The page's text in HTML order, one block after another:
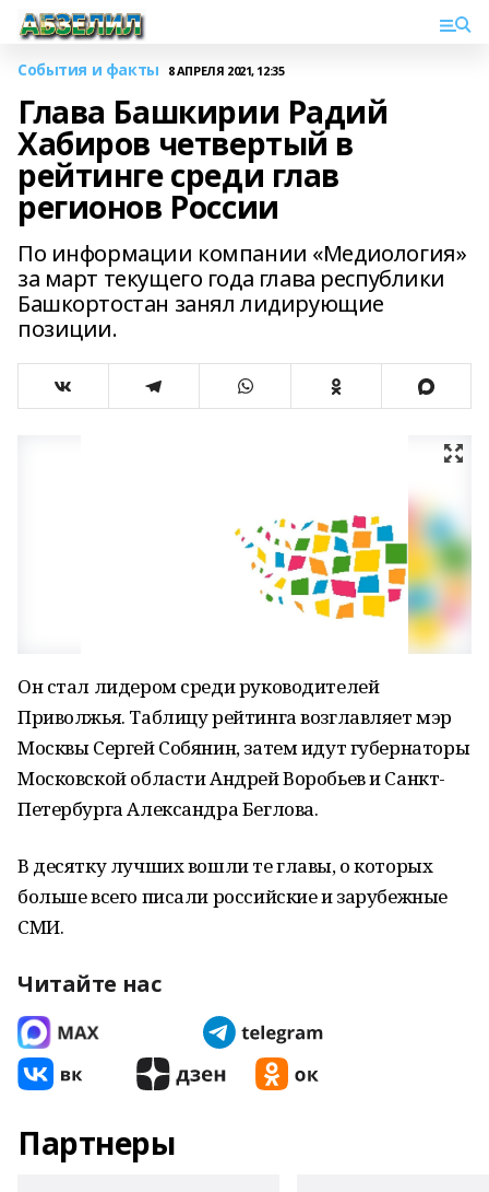
События и факты 8 АПРЕЛЯ 2021, 12:35
Глава Башкирии Радий
Хабиров четвертый в
рейтинге среди глав
регионов России
По информации компании «Медиология»
за март текущего года глава республики
Башкортостан занял лидирующие
позиции.
Он стал лидером среди руководителей
Приволжья. Таблицу рейтинга возглавляет мэр
Москвы Сергей Собянин, затем идут губернаторы
Московской области Андрей Воробьев и Санкт-
Петербурга Александра Беглова.
В десятку лучших вошли те главы, о которых
больше всего писали российские и зарубежные
СМИ.
Читайте нас
Партнеры